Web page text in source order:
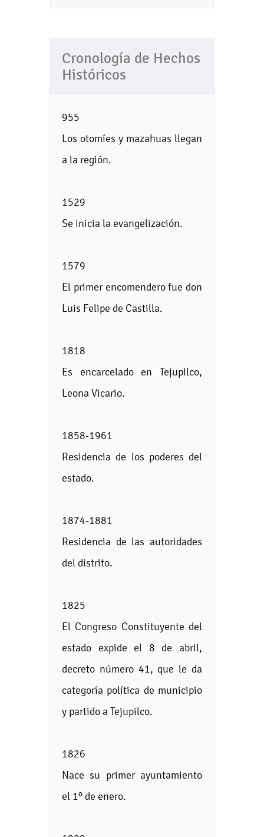
Cronología de Hechos
Históricos
955
Los otomíes y mazahuas llegan
a la región.
1529
Se inicia la evangelización.
1579
El primer encomendero fue don
Luis Felipe de Castilla.
1818
Es encarcelado en Tejupilco,
Leona Vicario.
1858-1961
Residencia de los poderes del
estado.
1874-1881
Residencia de las autoridades
del distrito.
1825
El Congreso Constituyente del
estado expide el 8 de abril,
decreto número 41, que le da
categoría política de municipio
y partido a Tejupilco.
1826
Nace su primer ayuntamiento
el 1º de enero.